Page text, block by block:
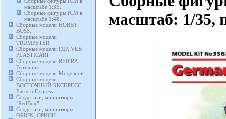
масштабе 1:35.
Сборные фигуры ICM в
масштабе 1:48.
Сборные модели HOBBY
BOSS.
Сборные модели
TRUMPETER.
Сборные модели ГДР, VEB
PLASTICART
Сборные модели REIFRA
Германия
Сборные модели Моделист.
Сборные модели
ВОСТОЧНЫЙ ЭКСПРЕСС
Eastern Express
Солдатики, миниатюры
"RedBox"
Солдатики, миниатюры
ORION, ОРИОН
масштаб: 1/35,